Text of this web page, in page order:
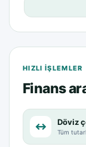
HIZLI IŞLEMLER
Finans
↔ Döviz
Tüm